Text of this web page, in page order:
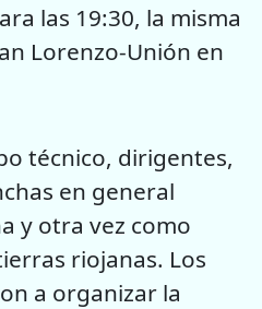
las 19:30, la misma
Lorenzo-Unión en
técnico, dirigentes,
en general
y otra vez como
riojanas. Los
a organizar la